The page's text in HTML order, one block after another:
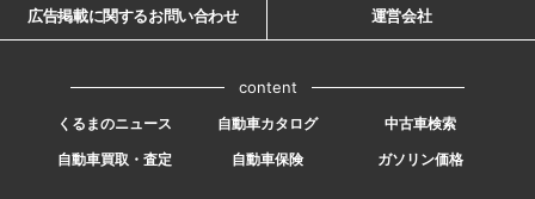
広告掲載に関するお問い合わせ 運営会社
content
くるまのニュース 自動車カタログ
中古車検索
自動車買取・査定
自動車保険 ガソリン価格